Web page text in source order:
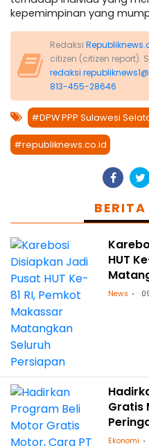
kepemimpinan yang
Redaksi
citizen (citizen report).
813-455-28646
#DPW PPP Sulawesi
#republiknews.co.id
BERITA
HUT
News
Gratis
Ekonomi